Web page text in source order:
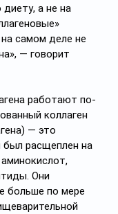
а не на
самом деле не
— говорит
работают по-
коллаген
— это
был расщеплен на
Они
больше по мере